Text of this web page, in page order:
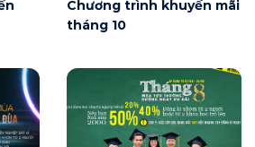
Chương trình khuyến mãi
tháng 10